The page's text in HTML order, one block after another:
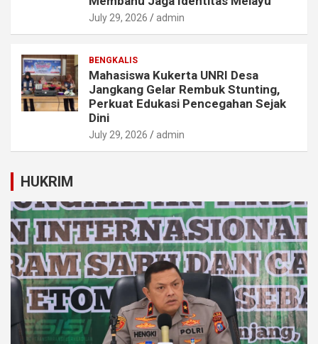
July 29, 2026 admin
BENGKALIS
Mahasiswa Kukerta UNRI Desa
Jangkang Gelar Rembuk Stunting,
Perkuat Edukasi Pencegahan Sejak
Dini
July 29, 2026 admin
HUKRIM